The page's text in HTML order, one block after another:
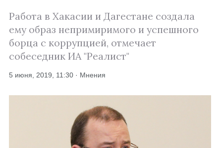
Работа в Хакасии и Дагестане создала
ему образ непримиримого и успешного
борца с коррупцией, отмечает
собеседник ИА "Реалист"
5 июня, 2019, 11:30 · Мнения